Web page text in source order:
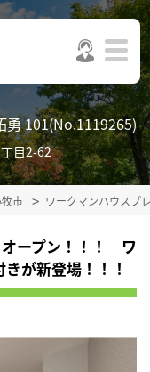
勇 101(No.1119265)
目2-62
市 ワークマンハウスプ
オープン！！！ ワ
が新登場！！！